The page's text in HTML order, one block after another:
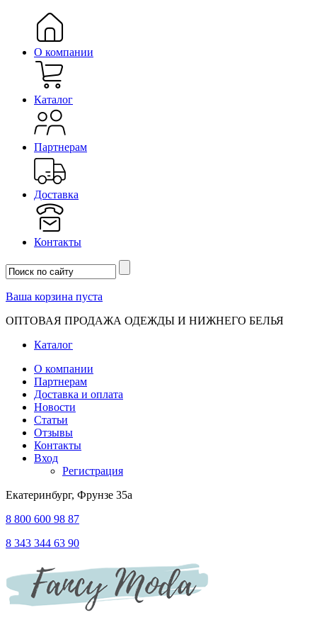
О компании
Каталог
Партнерам
Доставка
Контакты
Ваша корзина пуста
ОПТОВАЯ ПРОДАЖА ОДЕЖДЫ И НИЖНЕГО БЕЛЬЯ
Каталог
О компании
Партнерам
Доставка и оплата
Новости
Статьи
Отзывы
Контакты
Вход
Регистрация
Екатеринбург, Фрунзе 35а
8 800 600 98 87
8 343 344 63 90